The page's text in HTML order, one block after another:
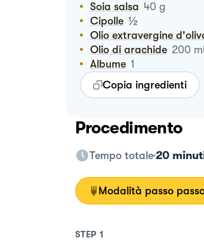
Soia salsa 40 g
Cipolle ½
Olio extravergine
Olio di arachide 200 ml
Albume 1
Copia ingredienti
Procedimento
Tempo totale 20
Modalità passo
STEP 1